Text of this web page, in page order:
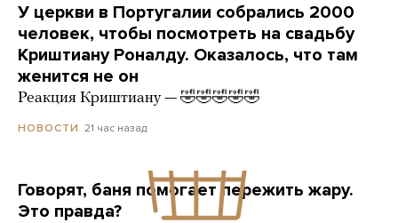
У церкви в Португалии собрались 2000
человек, чтобы посмотреть на свадьбу
Криштиану Роналду. Оказалось, что там
женится не он
Реакция Криштиану — 🤣🤣🤣🤣🤣
НОВОСТИ 21 час назад
Говорят, баня помогает пережить жару.
Это правда?